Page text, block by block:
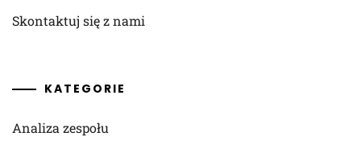
Skontaktuj się z nami
KATEGORIE
Analiza zespołu